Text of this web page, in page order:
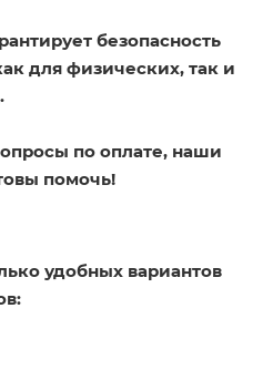
безопасность
для физических, так и
по оплате, наши
помочь!
удобных вариантов